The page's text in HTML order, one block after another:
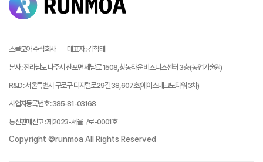
스쿨모아 주식회사 대표자:김학태
본사:전라남도 나주시 산포면 세남로 1508, 창농타운 비즈니스센터 3층 (농업기술원)
R&D:서울특별시 구로구 디지털로29길 38, 607호(에이스테크노타워 3차)
사업자등록번호:385-81-03168
통신판매신고:제2023-서울구로-0001호
Copyright ©runmoa All Rights Reserved